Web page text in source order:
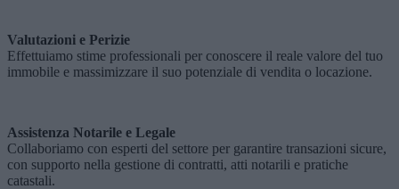
Valutazioni e Perizie
Effettuiamo stime professionali per conoscere il reale valore del tuo
immobile e massimizzare il suo potenziale di vendita o locazione.
Assistenza Notarile e Legale
Collaboriamo con esperti del settore per garantire transazioni sicure,
con supporto nella gestione di contratti, atti notarili e pratiche
catastali.